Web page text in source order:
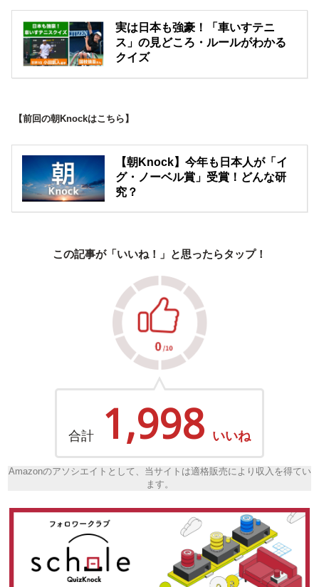
実は日本も強豪！「車いすテニ
ス」の見どころ・ルールがわかる
クイズ
【前回の朝Knockはこちら】
【朝Knock】今年も日本人が「イ
グ・ノーベル賞」受賞！どんな研
究？
この記事が「いいね！」と思ったらタップ！
合計 1,998 いいね
Amazonのアソシエイトとして、当サイトは適格販売により収入を得てい
ます。